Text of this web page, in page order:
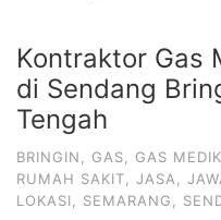
Kontraktor Gas
di Sendang
Tengah
BRINGIN GAS GAS MEDIK
RUMAH SAKIT
JASA
LOKASI
SEMARANG